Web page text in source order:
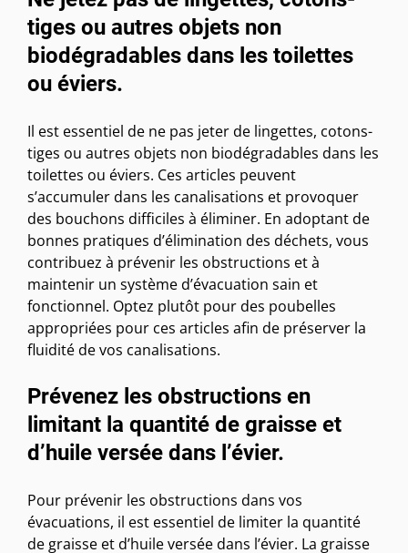
tiges ou autres objets non
biodégradables dans les toilettes
ou éviers.
Il est essentiel de ne pas jeter de lingettes, cotons-
tiges ou autres objets non biodégradables dans les
toilettes ou éviers. Ces articles peuvent
s’accumuler dans les canalisations et provoquer
des bouchons difficiles à éliminer. En adoptant de
bonnes pratiques d’élimination des déchets, vous
contribuez à prévenir les obstructions et à
maintenir un système d’évacuation sain et
fonctionnel. Optez plutôt pour des poubelles
appropriées pour ces articles afin de préserver la
fluidité de vos canalisations.
Prévenez les obstructions en
limitant la quantité de graisse et
d’huile versée dans l’évier.
Pour prévenir les obstructions dans vos
évacuations, il est essentiel de limiter la quantité
de graisse et d’huile versée dans l’évier. La graisse